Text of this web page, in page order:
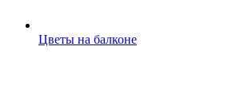
Цветы на балконе